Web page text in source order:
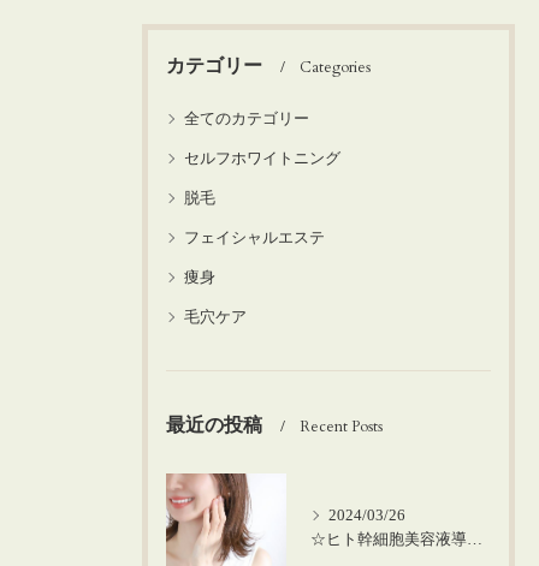
カテゴリー Categories
全てのカテゴリー
セルフホワイトニング
脱毛
フェイシャルエステ
痩身
毛穴ケア
最近の投稿 Recent Posts
2024/03/26
☆ヒト幹細胞美容液導入の美肌顔脱毛☆